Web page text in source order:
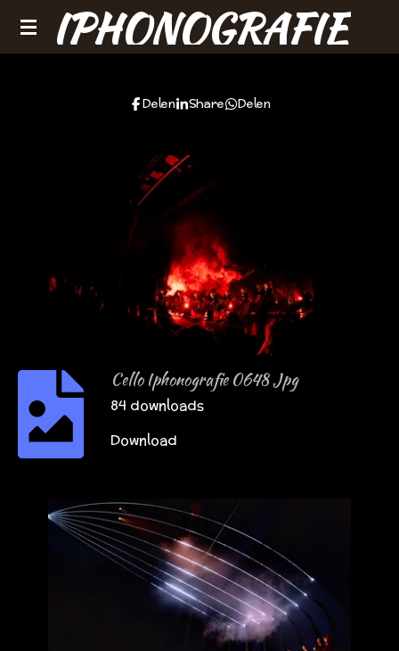
Ga
IPHONOGRAFIE
Delen Share Delen
Cello Iphonografie 0648 Jpg
84 downloads
Download